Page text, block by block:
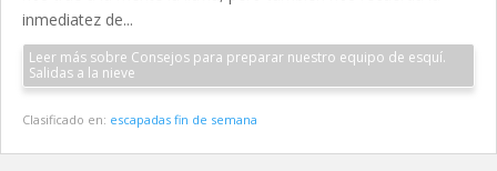
inmediatez de...
Leer más sobre Consejos para preparar nuestro equipo de esquí.
Salidas a la nieve
Clasificado en: escapadas fin de semana